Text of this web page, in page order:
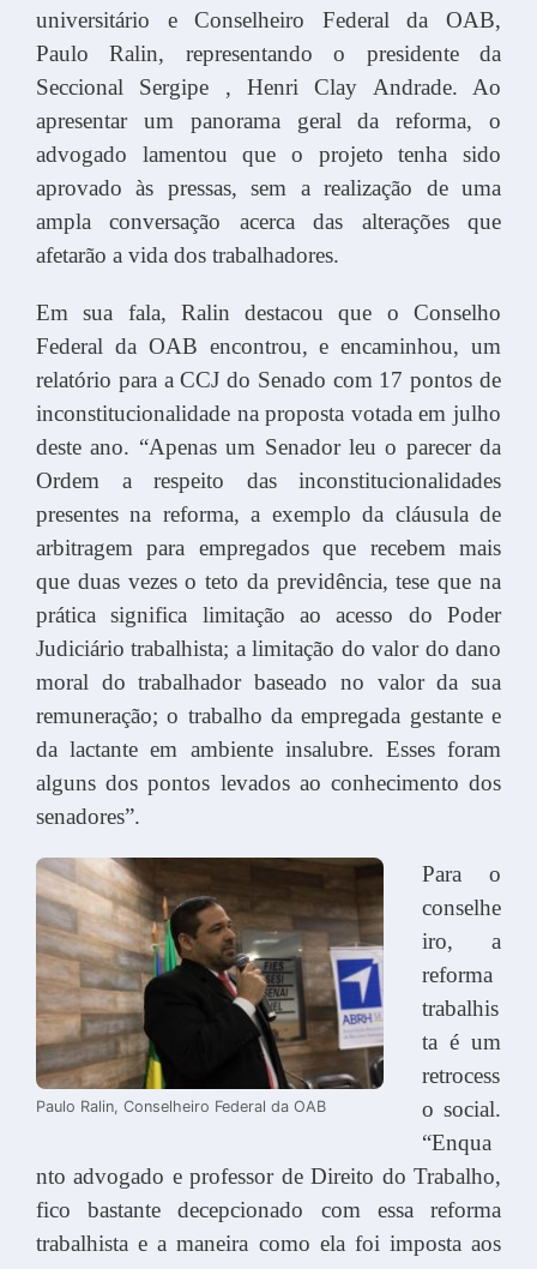
universitário e Conselheiro Federal da OAB,
Paulo Ralin, representando o presidente da
Seccional Sergipe , Henri Clay Andrade. Ao
apresentar um panorama geral da reforma, o
advogado lamentou que o projeto tenha sido
aprovado às pressas, sem a realização de uma
ampla conversação acerca das alterações que
afetarão a vida dos trabalhadores.
Em sua fala, Ralin destacou que o Conselho
Federal da OAB encontrou, e encaminhou, um
relatório para a CCJ do Senado com 17 pontos de
inconstitucionalidade na proposta votada em julho
deste ano. “Apenas um Senador leu o parecer da
Ordem a respeito das inconstitucionalidades
presentes na reforma, a exemplo da cláusula de
arbitragem para empregados que recebem mais
que duas vezes o teto da previdência, tese que na
prática significa limitação ao acesso do Poder
Judiciário trabalhista; a limitação do valor do dano
moral do trabalhador baseado no valor da sua
remuneração; o trabalho da empregada gestante e
da lactante em ambiente insalubre. Esses foram
alguns dos pontos levados ao conhecimento dos
senadores”.
Paulo Ralin, Conselheiro Federal da OAB
Para o
conselhe
iro, a
reforma
trabalhis
ta é um
retrocess
o social.
“Enqua
nto advogado e professor de Direito do Trabalho,
fico bastante decepcionado com essa reforma
trabalhista e a maneira como ela foi imposta aos